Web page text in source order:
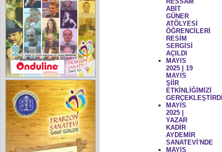
ABİT
GÜNER
ATÖLYESİ
ÖĞRENCİLERİ
RESİM
SERGİSİ
AÇILDI
MAYIS
2025 | 19
MAYIS
ŞİİR
ETKİNLİĞİMİZİ
MAYIS
2025 |
YAZAR
KADİR
AYDEMİR
SANATEVİ'NDE
MAYIS